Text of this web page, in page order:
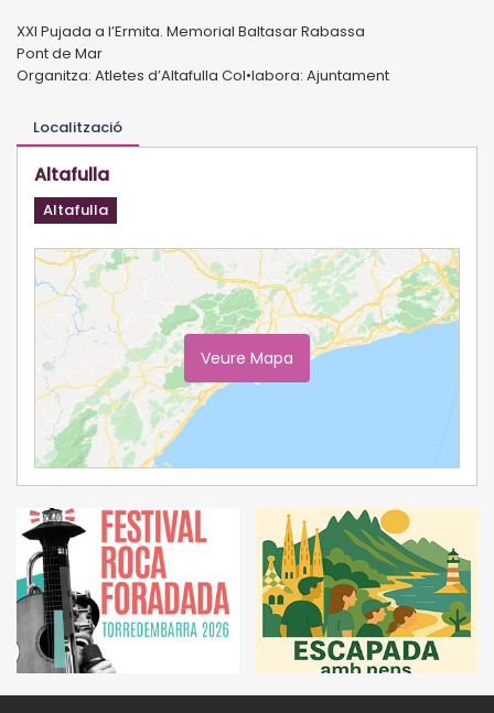
XXI Pujada a l’Ermita. Memorial Baltasar Rabassa
Pont de Mar
Organitza: Atletes d’Altafulla Col•labora: Ajuntament
Localització
Altafulla
Altafulla
Veure Mapa